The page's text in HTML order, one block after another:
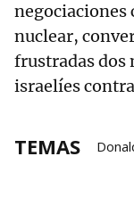
negociaciones
nuclear,
frustradas dos
israelíes
TEMAS